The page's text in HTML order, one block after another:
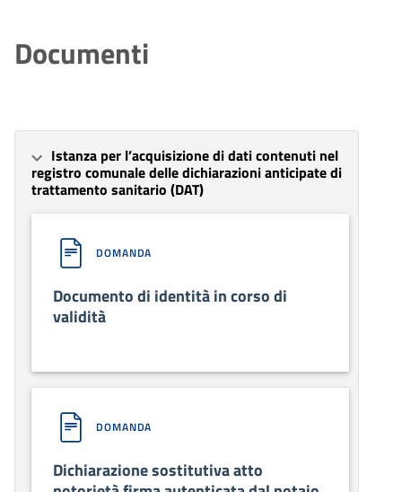
Documenti
Istanza per l’acquisizione di dati contenuti nel
registro comunale delle dichiarazioni anticipate di
trattamento sanitario (DAT)
DOMANDA
Documento di identità in corso di
validità
DOMANDA
Dichiarazione sostitutiva atto